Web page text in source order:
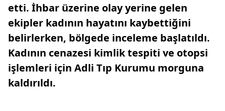
etti. İhbar üzerine olay yerine gelen
ekipler kadının hayatını kaybettiğini
belirlerken, bölgede inceleme başlatıldı.
Kadının cenazesi kimlik tespiti ve otopsi
işlemleri için Adli Tıp Kurumu morguna
kaldırıldı.